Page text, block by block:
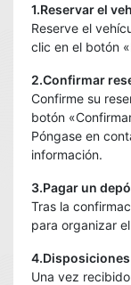
1.Reservar el
Reserve el
clic en el botón
2.Confirmar
Confirme su
botón
Póngase en
información.
3.Pagar un
Tras la
para organizar
Una vez